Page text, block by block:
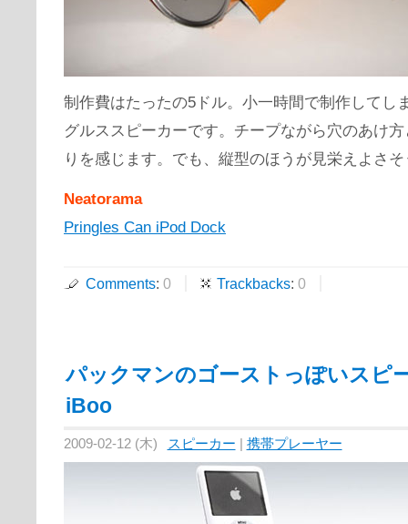
制作費はたったの5ドル。小一時間で制作してし
グルススピーカーです。チープながら穴のあけ
りを感じます。でも、縦型のほうが見栄えよさ
Neatorama
Pringles Can iPod Dock
Comments: 0 Trackbacks: 0
パックマンのゴーストっぽいスピ
iBoo
2009-02-12 (木) スピーカー 携帯プレーヤー